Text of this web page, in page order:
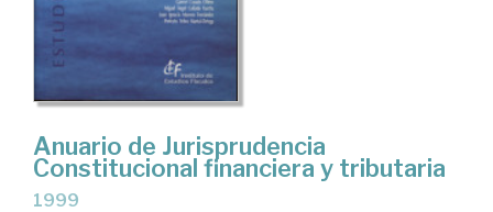
Anuario de Jurisprudencia
Constitucional financiera y tributaria
1999